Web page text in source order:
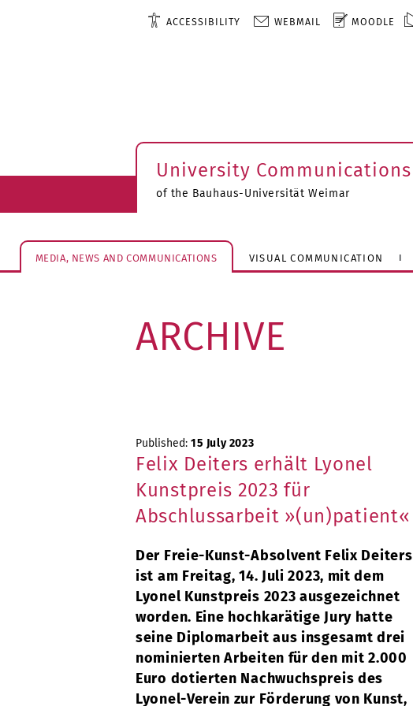
ACCESSIBILITY WEBMAIL MOODLE
University Communications
of the Bauhaus-Universität Weimar
MEDIA, NEWS AND COMMUNICATIONS VISUAL COMMUNICATION
ARCHIVE
Published: 15 July 2023
Felix Deiters erhält Lyonel
Kunstpreis 2023 für
Abschlussarbeit »(un)patient«
Der Freie-Kunst-Absolvent Felix Deiters
ist am Freitag, 14. Juli 2023, mit dem
Lyonel Kunstpreis 2023 ausgezeichnet
worden. Eine hochkarätige Jury hatte
seine Diplomarbeit aus insgesamt drei
nominierten Arbeiten für den mit 2.000
Euro dotierten Nachwuchspreis des
Lyonel-Verein zur Förderung von Kunst,